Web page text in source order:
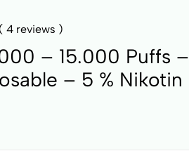
( 4 reviews )
– 15.000 Puffs –
– 5 % Nikotin